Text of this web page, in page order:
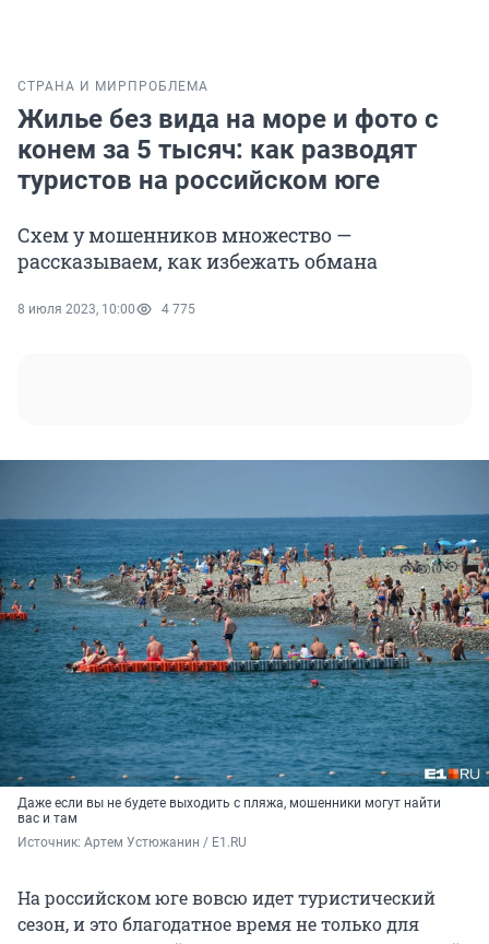
СТРАНА И МИР ПРОБЛЕМА
Жилье без вида на море и фото с
конем за 5 тысяч: как разводят
туристов на российском юге
Схем у мошенников множество —
рассказываем, как избежать обмана
8 июля 2023, 10:00 4 775
Даже если вы не будете выходить с пляжа, мошенники могут найти
вас и там
Источник: Артем Устюжанин / E1.RU
На российском юге вовсю идет туристический
сезон, и это благодатное время не только для